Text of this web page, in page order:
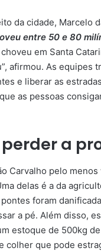
da cidade, Marcelo
entre 50 e 80
em Santa
afirmou. As equipes
e liberar as
as pessoas
perder a
Carvalho pelo
delas é a da
foram
a pé. Além disso,
estoque de 500kg
colher que pode